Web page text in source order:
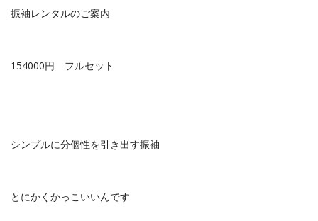
振袖レンタルのご案内
154000円 フルセット
シンプルに分個性を引き出す振袖
とにかくかっこいいんです